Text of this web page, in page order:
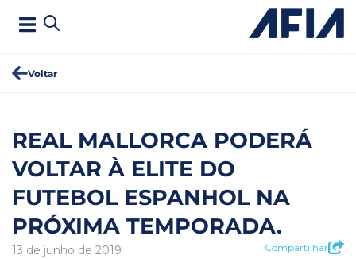
Voltar
REAL MALLORCA PODERÁ
VOLTAR À ELITE DO
FUTEBOL ESPANHOL NA
PRÓXIMA TEMPORADA.
13 de junho de 2019 Compartilhar